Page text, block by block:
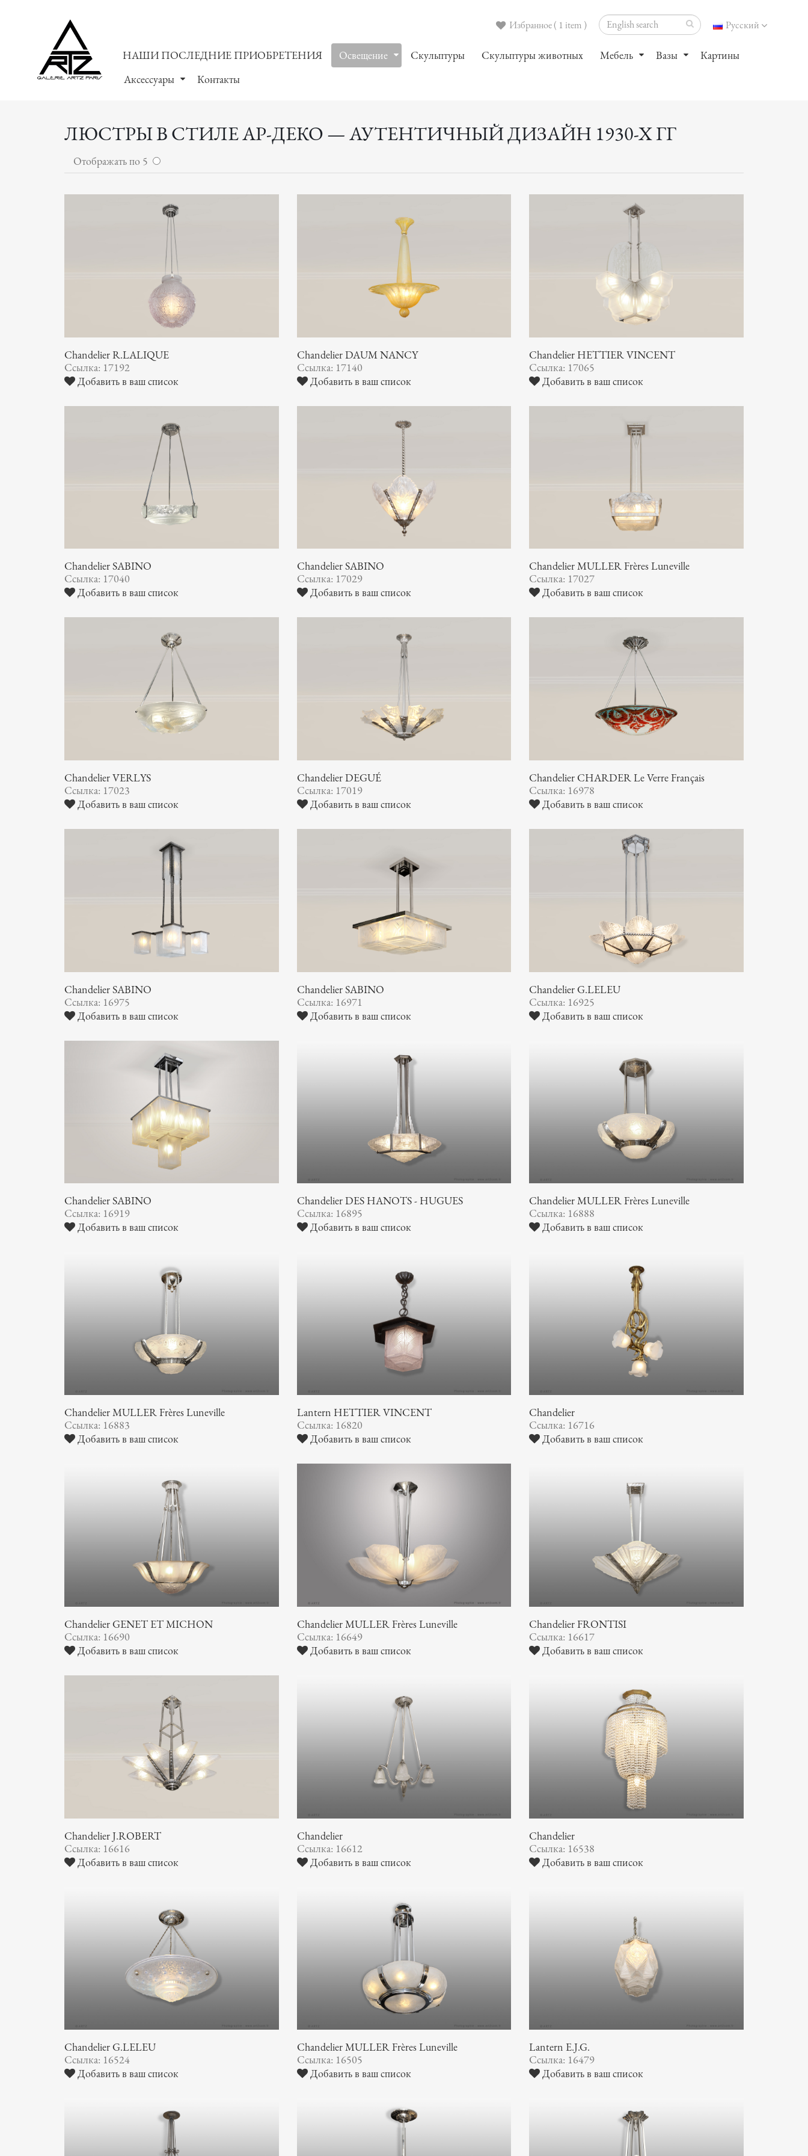
Русский
Избранное ( 1 item )
НАШИ ПОСЛЕДНИЕ ПРИОБРЕТЕНИЯ Oсвещение Скульптуры Скульптуры животных Мебель Вазы
Картины
Аксессуары
Контакты
ЛЮСТРЫ В СТИЛЕ АР-ДЕКО — АУТЕНТИЧНЫЙ ДИЗАЙН 1930-Х ГГ
Отображать по 5
Chandelier R.LALIQUE
Ссылка: 17192
Добавить в ваш список
Chandelier DAUM NANCY
Ссылка: 17140
Добавить в ваш список
Chandelier HETTIER VINCENT
Ссылка: 17065
Добавить в ваш список
Chandelier SABINO
Ссылка: 17040
Добавить в ваш список
Chandelier SABINO
Ссылка: 17029
Добавить в ваш список
Chandelier MULLER Frères Luneville
Ссылка: 17027
Добавить в ваш список
Chandelier VERLYS
Ссылка: 17023
Добавить в ваш список
Chandelier DEGUÉ
Ссылка: 17019
Добавить в ваш список
Chandelier CHARDER Le Verre Français
Ссылка: 16978
Добавить в ваш список
Chandelier SABINO
Ссылка: 16975
Добавить в ваш список
Chandelier SABINO
Ссылка: 16971
Добавить в ваш список
Chandelier G.LELEU
Ссылка: 16925
Добавить в ваш список
Chandelier SABINO
Ссылка: 16919
Добавить в ваш список
Chandelier DES HANOTS - HUGUES
Ссылка: 16895
Добавить в ваш список
Chandelier MULLER Frères Luneville
Ссылка: 16888
Добавить в ваш список
Chandelier MULLER Frères Luneville
Ссылка: 16883
Добавить в ваш список
Lantern HETTIER VINCENT
Ссылка: 16820
Добавить в ваш список
Chandelier
Ссылка: 16716
Добавить в ваш список
Chandelier GENET ET MICHON
Ссылка: 16690
Добавить в ваш список
Chandelier MULLER Frères Luneville
Ссылка: 16649
Добавить в ваш список
Chandelier FRONTISI
Ссылка: 16617
Добавить в ваш список
Chandelier J.ROBERT
Ссылка: 16616
Добавить в ваш список
Chandelier
Ссылка: 16612
Добавить в ваш список
Chandelier
Ссылка: 16538
Добавить в ваш список
Chandelier G.LELEU
Ссылка: 16524
Добавить в ваш список
Chandelier MULLER Frères Luneville
Ссылка: 16505
Добавить в ваш список
Lantern E.J.G.
Ссылка: 16479
Добавить в ваш список